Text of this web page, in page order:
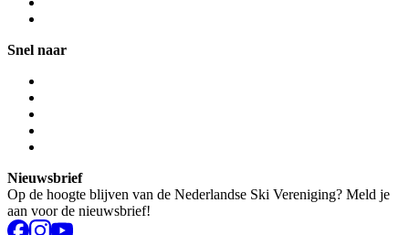
Snel naar
Nieuwsbrief
Op de hoogte blijven van de Nederlandse Ski Vereniging? Meld je
aan voor de nieuwsbrief!